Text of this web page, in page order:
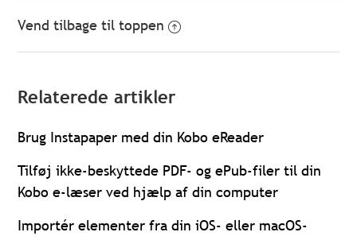
Vend tilbage til toppen
Relaterede artikler
Brug Instapaper med din Kobo eReader
Tilføj ikke-beskyttede PDF- og ePub-filer til din
Kobo e-læser ved hjælp af din computer
Importér elementer fra din iOS- eller macOS-